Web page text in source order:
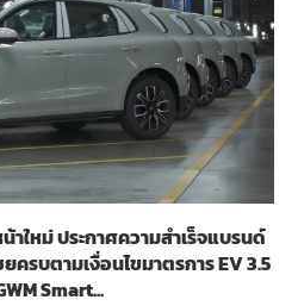
าใหม่ ประกาศความสำเร็จแบรนด์
รบตามเงื่อนไขมาตรการ EV 3.5
Smart...